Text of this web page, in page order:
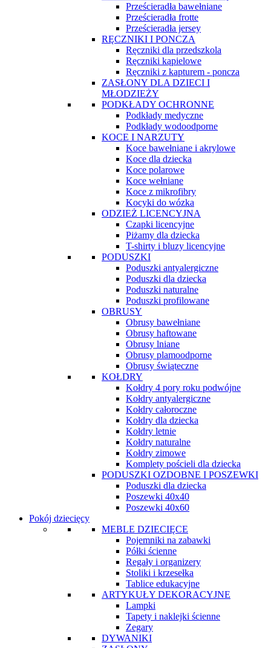
Prześcieradła bawełniane
Prześcieradła frotte
Prześcieradła jersey
RĘCZNIKI I PONCZA
Ręczniki dla przedszkola
Ręczniki kąpielowe
Ręczniki z kapturem - poncza
ZASŁONY DLA DZIECI I
MŁODZIEŻY
PODKŁADY OCHRONNE
Podkłady medyczne
Podkłady wodoodporne
KOCE I NARZUTY
Koce bawełniane i akrylowe
Koce dla dziecka
Koce polarowe
Koce wełniane
Koce z mikrofibry
Kocyki do wózka
ODZIEŻ LICENCYJNA
Czapki licencyjne
Piżamy dla dziecka
T-shirty i bluzy licencyjne
PODUSZKI
Poduszki antyalergiczne
Poduszki dla dziecka
Poduszki naturalne
Poduszki profilowane
OBRUSY
Obrusy bawełniane
Obrusy haftowane
Obrusy lniane
Obrusy plamoodporne
Obrusy świąteczne
KOŁDRY
Kołdry 4 pory roku podwójne
Kołdry antyalergiczne
Kołdry całoroczne
Kołdry dla dziecka
Kołdry letnie
Kołdry naturalne
Kołdry zimowe
Komplety pościeli dla dziecka
PODUSZKI OZDOBNE I POSZEWKI
Poduszki dla dziecka
Poszewki 40x40
Poszewki 40x60
Pokój dziecięcy
MEBLE DZIECIĘCE
Pojemniki na zabawki
Półki ścienne
Regały i organizery
Stoliki i krzesełka
Tablice edukacyjne
ARTYKUŁY DEKORACYJNE
Lampki
Tapety i naklejki ścienne
Zegary
DYWANIKI